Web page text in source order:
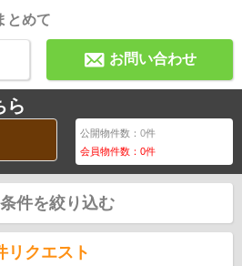
とめて
お問い合わせ
ら
公開物件数：0件
会員物件数：0件
件を絞り込む
リクエスト